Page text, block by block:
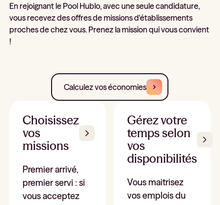
En rejoignant le Pool Hublo, avec une seule candidature,
vous recevez des offres de missions d'établissements
proches de chez vous. Prenez la mission qui vous convient
!
Calculez vos économies
Choisissez
vos
missions
Premier arrivé,
premier servi : si
vous acceptez
Gérez votre
temps selon
vos
disponibilités
Vous maitrisez
vos emplois du